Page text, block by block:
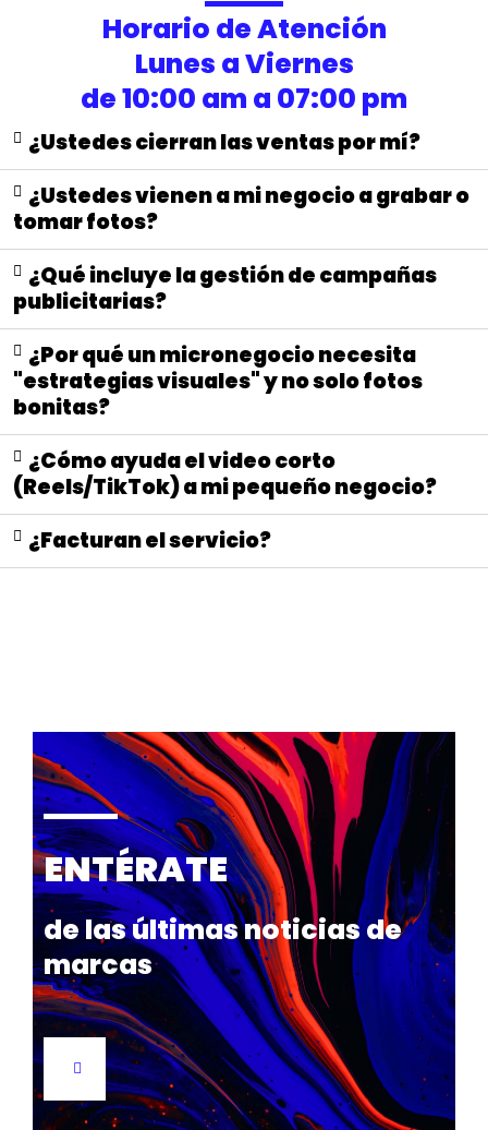
Horario de Atención
Lunes a Viernes
de 10:00 am a 07:00 pm
¿Ustedes cierran las ventas por mí?
¿Ustedes vienen a mi negocio a grabar o
tomar fotos?
¿Qué incluye la gestión de campañas
publicitarias?
¿Por qué un micronegocio necesita
"estrategias visuales" y no solo fotos
bonitas?
¿Cómo ayuda el video corto
(Reels/TikTok) a mi pequeño negocio?
¿Facturan el servicio?
ENTÉRATE
de las últimas noticias de
marcas